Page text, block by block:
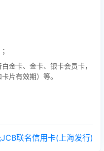
金卡、金卡、银卡会员卡，
片有效期）等。
联名信用卡(上海发行)